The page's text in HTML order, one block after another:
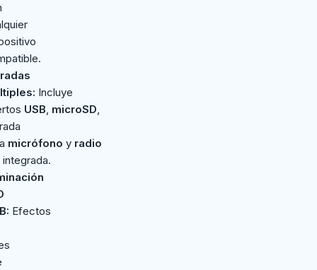
Incluye
USB, microSD,
micrófono y radio
integrada.
Efectos